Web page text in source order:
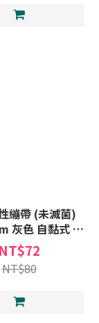
繃帶 (未滅菌)
灰色 自黏式 繃
黏 彈性 包紮 繃
帶
NT$72
NT$80